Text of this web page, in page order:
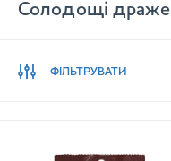
Солодощі драже
ФІЛЬТРУВАТИ